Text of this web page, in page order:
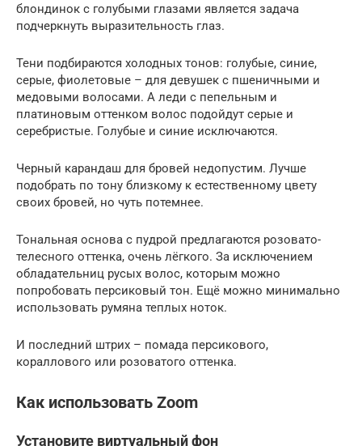
блондинок с голубыми глазами является задача
подчеркнуть выразительность глаз.
Тени подбираются холодных тонов: голубые, синие,
серые, фиолетовые – для девушек с пшеничными и
медовыми волосами. А леди с пепельным и
платиновым оттенком волос подойдут серые и
серебристые. Голубые и синие исключаются.
Черный карандаш для бровей недопустим. Лучше
подобрать по тону близкому к естественному цвету
своих бровей, но чуть потемнее.
Тональная основа с пудрой предлагаются розовато-
телесного оттенка, очень лёгкого. За исключением
обладательниц русых волос, которым можно
попробовать персиковый тон. Ещё можно минимально
использовать румяна теплых ноток.
И последний штрих – помада персикового,
кораллового или розоватого оттенка.
Как использовать Zoom
Установите виртуальный фон